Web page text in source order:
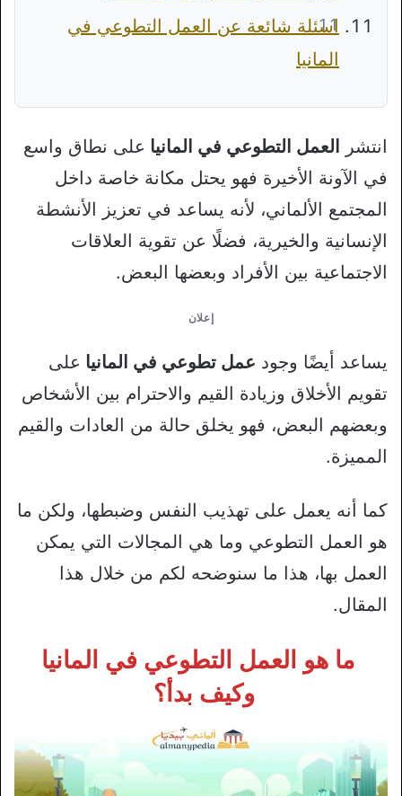
اسئلة شائعة عن العمل التطوعي في
المانيا
انتشر العمل التطوعي في المانيا على نطاق واسع
في الآونة الأخيرة فهو يحتل مكانة خاصة داخل
المجتمع الألماني، لأنه يساعد في تعزيز الأنشطة
الإنسانية والخيرية، فضلًا عن تقوية العلاقات
الاجتماعية بين الأفراد وبعضها البعض.
إعلان
يساعد أيضًا وجود عمل تطوعي في المانيا على
تقويم الأخلاق وزيادة القيم والاحترام بين الأشخاص
وبعضهم البعض، فهو يخلق حالة من العادات والقيم
المميزة.
كما أنه يعمل على تهذيب النفس وضبطها، ولكن ما
هو العمل التطوعي وما هي المجالات التي يمكن
العمل بها، هذا ما سنوضحه لكم من خلال هذا
المقال.
ما هو العمل التطوعي في المانيا
وكيف بدأ؟